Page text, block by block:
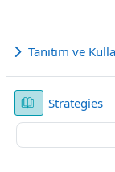
Genişlet
Tanıtım ve
Strategies